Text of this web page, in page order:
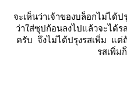
จะเห็นว่าเจ้าของบล็อกไม่ได้
ว่าใส่ซุปก้อนลงไปแล้วจะได้
ครับ จึงไม่ได้ปรุงรสเพิ่ม แต่
รสเพิ่ม